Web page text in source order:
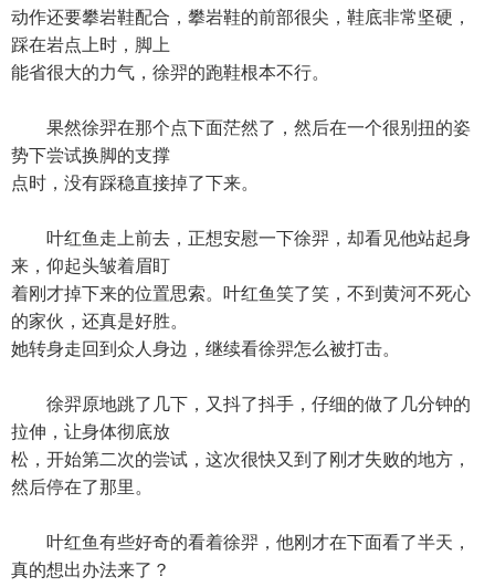
动作还要攀岩鞋配合，攀岩鞋的前部很尖，鞋底非常坚硬，
踩在岩点上时，脚上
能省很大的力气，徐羿的跑鞋根本不行。
果然徐羿在那个点下面茫然了，然后在一个很别扭的姿
势下尝试换脚的支撑
点时，没有踩稳直接掉了下来。
叶红鱼走上前去，正想安慰一下徐羿，却看见他站起身
来，仰起头皱着眉盯
着刚才掉下来的位置思索。叶红鱼笑了笑，不到黄河不死心
的家伙，还真是好胜。
她转身走回到众人身边，继续看徐羿怎么被打击。
徐羿原地跳了几下，又抖了抖手，仔细的做了几分钟的
拉伸，让身体彻底放
松，开始第二次的尝试，这次很快又到了刚才失败的地方，
然后停在了那里。
叶红鱼有些好奇的看着徐羿，他刚才在下面看了半天，
真的想出办法来了？